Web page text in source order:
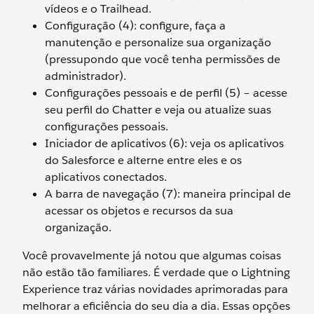
vídeos e o Trailhead.
Configuração (4): configure, faça a
manutenção e personalize sua organização
(pressupondo que você tenha permissões de
administrador).
Configurações pessoais e de perfil (5) – acesse
seu perfil do Chatter e veja ou atualize suas
configurações pessoais.
Iniciador de aplicativos (6): veja os aplicativos
do Salesforce e alterne entre eles e os
aplicativos conectados.
A barra de navegação (7): maneira principal de
acessar os objetos e recursos da sua
organização.
Você provavelmente já notou que algumas coisas
não estão tão familiares. É verdade que o Lightning
Experience traz várias novidades aprimoradas para
melhorar a eficiência do seu dia a dia. Essas opções